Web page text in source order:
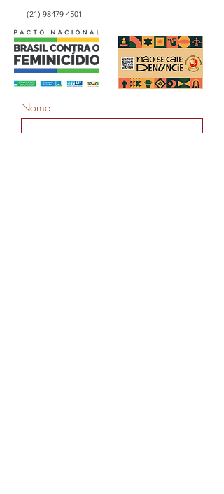
(21) 98479 4501
Nome